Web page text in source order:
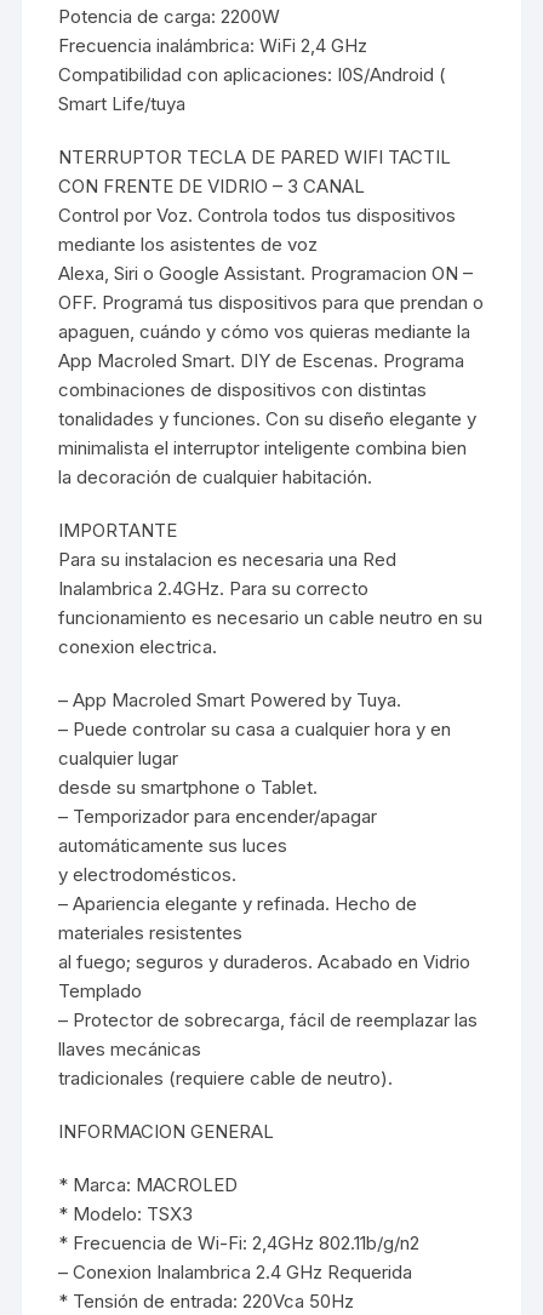
Potencia de carga: 2200W
Frecuencia inalámbrica: WiFi 2,4 GHz
Compatibilidad con aplicaciones: I0S/Android (
Smart Life/tuya
NTERRUPTOR TECLA DE PARED WIFI TACTIL
CON FRENTE DE VIDRIO – 3 CANAL
Control por Voz. Controla todos tus dispositivos
mediante los asistentes de voz
Alexa, Siri o Google Assistant. Programacion ON –
OFF. Programá tus dispositivos para que prendan o
apaguen, cuándo y cómo vos quieras mediante la
App Macroled Smart. DIY de Escenas. Programa
combinaciones de dispositivos con distintas
tonalidades y funciones. Con su diseño elegante y
minimalista el interruptor inteligente combina bien
la decoración de cualquier habitación.
IMPORTANTE
Para su instalacion es necesaria una Red
Inalambrica 2.4GHz. Para su correcto
funcionamiento es necesario un cable neutro en su
conexion electrica.
– App Macroled Smart Powered by Tuya.
– Puede controlar su casa a cualquier hora y en
cualquier lugar
desde su smartphone o Tablet.
– Temporizador para encender/apagar
automáticamente sus luces
y electrodomésticos.
– Apariencia elegante y refinada. Hecho de
materiales resistentes
al fuego; seguros y duraderos. Acabado en Vidrio
Templado
– Protector de sobrecarga, fácil de reemplazar las
llaves mecánicas
tradicionales (requiere cable de neutro).
INFORMACION GENERAL
* Marca: MACROLED
* Modelo: TSX3
* Frecuencia de Wi-Fi: 2,4GHz 802.11b/g/n2
– Conexion Inalambrica 2.4 GHz Requerida
* Tensión de entrada: 220Vca 50Hz